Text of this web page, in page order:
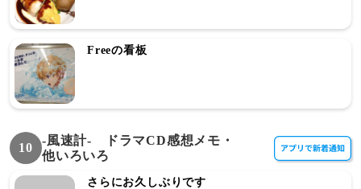
Freeの看板
10
-風速計- ドラマCD感想メモ・
他いろいろ
さらにお久しぶりです